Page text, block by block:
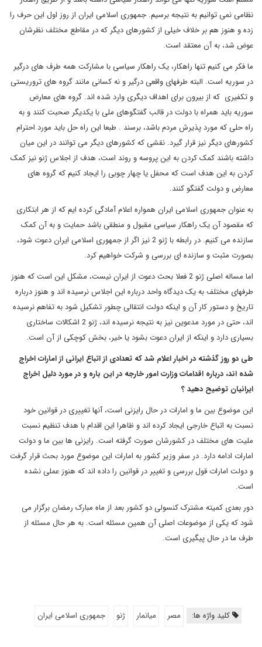
نظامی نمی توانیم به نتیجه برسیم. جمهوری اسلامی ایران از روز اول این حرف را
زده و هنوز هم بر خلاف خیلی از کشورهای دیگر که در مقاطع مختلف نظرشان
عوض شد، به آن معتقد است.
ما فکر می کنیم تنها راهکار، یک راهکار سیاسی با مشارکت همه طرف های درگیر
در سوریه است. البته طرفهای واقعی درگیر و نه کسانی مانند گروه های تروریستی
و تکفیری که از بیرون برای اهداف دیگری وارد شده اند. گروه های معارض
سوریه باید همراه با دولت در قالب گفتگوهای ملی با یکدیگر صحبت کنند و به
راه حلی که مورد پذیرش مردم باشد، برسند . طبعا این راه حل باید مورد احترام
کشورهای دیگر نیز قرار گیرد. نقشی که کشورهای دیگر می توانند در این میان
داشته باشند کمک کردن به این پروسه و روند است، هدف از اجلاس ژنو نیز کمک
کردن به این هدف است که محفل یا چهار چوبی را ایجاد کنیم که گروه های
معارض و دولت گفتگو کنند.
به عنوان جمهوری اسلامی ایران همواره اعلام آمادگی کرده ایم که از هر ابتکاری
که مقصود آن یک راهکار سیاسی مقبول و منطقی باشد حمایت و به آن کمک
سازنده می کنیم. در رابطه با ژنو 2 نیز اگر از جمهوری اسلامی ایران دعوت شود،
بصورت مثبت و سازنده ای بررسی و شرکت خواهیم کرد.
اما مساله اصلی ژنو 2 فعلا بحث دعوت از ایران نیست، مشکل این است که هنوز
طرفهای مختلف به یک دیدگاه واحد درباره این اجلاس نرسیده اند و هنوز درباره
تاریخ و دستور کار آن و اینکه دولت انتقالی چطور تشکیل شود به تفاهم نرسیده
اند، حتی در مورد مدعوین نیز به نتیجه نرسیده اند، ژنو 2 اشکالات ساختاری
بسیاری دارد و اینکه از ایران دعوت بشود یا خیر، بخش کوچکی از آن است.
طی دو روز گذشته در اخبار اعلام شد که تعدادی از اتباع ایرانی از امارات اخراج
شده اند، درباره اقدامات وزارت امور خارجه در این باره و در مورد دلیل اخراج
ایرانیان توضیح دهید ؟
این موضوع بین ما و امارات در حال رایزنی است، آنها تغییری در قوانین خود
نسبت به اتباع خارجی ایجاد کرده اند و ظاهرا این اقدام با هدف تنظیم نسبت
ملیت های مختلف در کشورشان صورت گرفته است. رایزنی ها بین ما و دولت
امارات ادامه دارد. در سفر وزیر کشور به امارات این موضوع مورد بحث قرار گرفت
و دولت امارات قول بررسی و تغییر در قوانین را داده اند که هنوز عملی نشده
است.
دور بعدی کمیته مشترک کنسولی دو کشور بعد از ماه مبارک رمضان برگزار می
شود که یکی از موضوعات اصلی آن همین مسئله است. به هر حال مسئله از
طرف ما در حال پیگیری است.
کلید واژه ها: مصر میانمار ژنو جمهوری اسلامی ایران